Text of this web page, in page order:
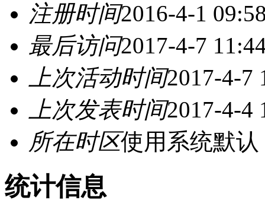
注册时间2016-4-1
最后访问2017-4-7
上次活动时间2017-4-7
上次发表时间2017-4-4
所在时区使用系统默认
统计信息